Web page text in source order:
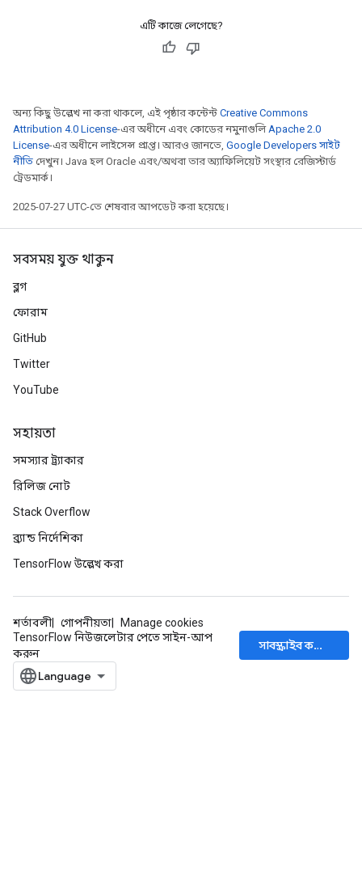
এটি কাজে লেগেছে?
অন্য কিছু উল্লেখ না করা থাকলে, এই পৃষ্ঠার কন্টেন্ট Creative Commons
Attribution 4.0 License-এর অধীনে এবং কোডের নমুনাগুলিApache 2.0
License-এর অধীনে লাইসেন্স প্রাপ্ত। আরও জানতে, Google Developers সাইট
নীতি দেখুন। Java হল Oracle এবং/অথবা তার অ্যাফিলিয়েট সংস্থার রেজিস্টার্ড
ট্রেডমার্ক।
2025-07-27 UTC-তে শেষবার আপডেট করা হয়েছে।
সবসময় যুক্ত থাকুন
ব্লগ
ফোরাম
GitHub
Twitter
YouTube
সহায়তা
সমস্যার ট্র্যাকার
রিলিজ নোট
Stack Overflow
ব্র্যান্ড নির্দেশিকা
TensorFlow উল্লেখ করা
শর্তাবলী গোপনীয়তা
Manage cookies
TensorFlow নিউজলেটার পেতে সাইন-আপ
করুন
সাবস্ক্রাইব করুন